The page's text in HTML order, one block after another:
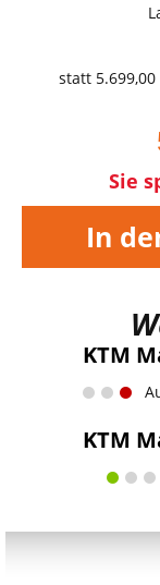
statt 5.699,00
Sie
In
KTM
KTM